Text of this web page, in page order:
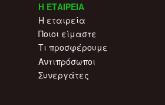
Η ΕΤΑΙΡΕΙΑ
Η εταιρεία
Ποιοι είμαστε
Τι προσφέρουμε
Αντιπρόσωποι
Συνεργάτες